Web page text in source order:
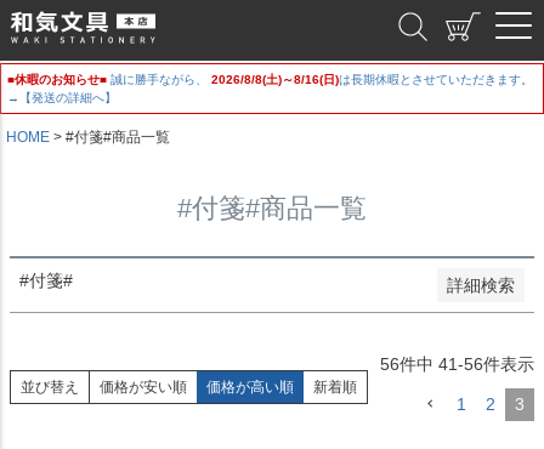
■休暇のお知らせ■ 誠に勝手ながら、 2026/8/8(土)～8/16(日)は長期休暇とさせていただきます。
→【発送の詳細へ】
HOME #付箋#商品一覧
#付箋#商品一覧
#付箋# 詳細検索
登録順
価格が安い順
価格が高い順
優先度順
レビュー順
検索
並び替え 価格が安い順 価格が高い順 新着順
56件中 41-56件表示
1 2 3